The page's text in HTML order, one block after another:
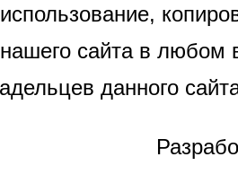
сайта в любом
данного